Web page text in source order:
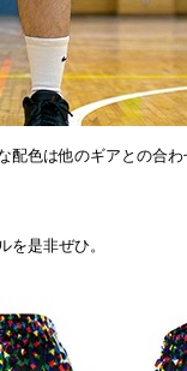
配色は他のギアとの合
を是非ぜひ。